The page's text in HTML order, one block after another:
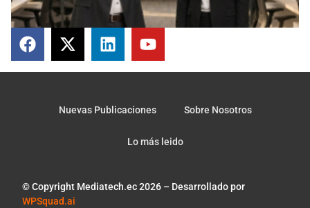
© Copyright Mediatech.ec 2026 – Desarrollado por
WPSquad.ai
Nuevas Publicaciones Sobre Nosotros
Lo más leido